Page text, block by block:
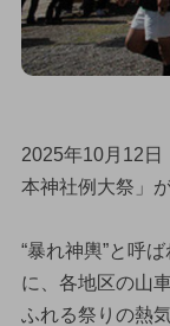
2025年10月12日
本神社例大祭」
“暴れ神輿”と呼
に、各地区の山
ふれる祭りの熱